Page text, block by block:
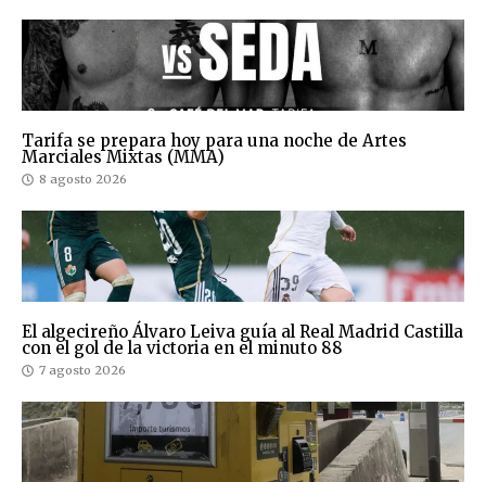
Tarifa se prepara hoy para una noche de Artes
Marciales Mixtas (MMA)
8 agosto 2026
El algecireño Álvaro Leiva guía al Real Madrid Castilla
con el gol de la victoria en el minuto 88
7 agosto 2026